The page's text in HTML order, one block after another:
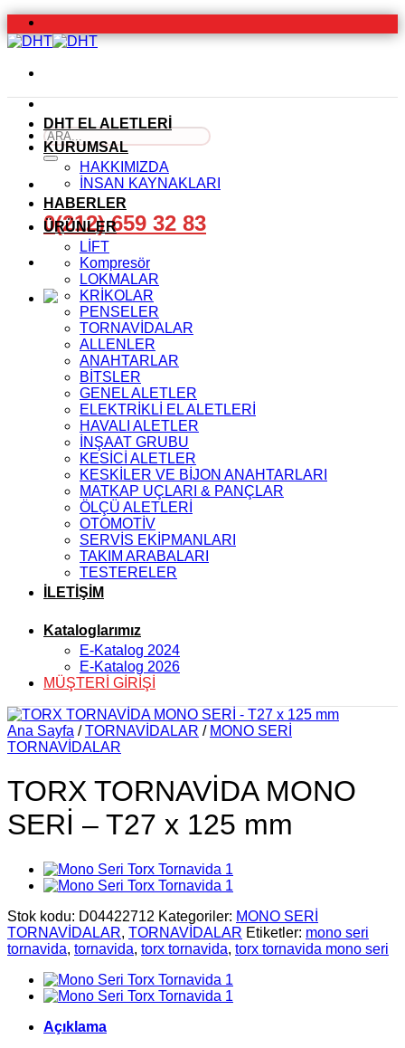
İçeriğe
atla
Ara:
0(212) 659 32 83
DHT EL ALETLERİ
KURUMSAL
HAKKIMIZDA
İNSAN KAYNAKLARI
HABERLER
ÜRÜNLER
LİFT
Kompresör
LOKMALAR
KRİKOLAR
PENSELER
TORNAVİDALAR
ALLENLER
ANAHTARLAR
BİTSLER
GENEL ALETLER
ELEKTRİKLİ EL ALETLERİ
HAVALI ALETLER
İNŞAAT GRUBU
KESİCİ ALETLER
KESKİLER VE BİJON ANAHTARLARI
MATKAP UÇLARI & PANÇLAR
ÖLÇÜ ALETLERİ
OTOMOTİV
SERVİS EKİPMANLARI
TAKIM ARABALARI
TESTERELER
İLETİŞİM
Kataloglarımız
E-Katalog 2024
E-Katalog 2026
MÜŞTERİ GİRİŞİ
Ana Sayfa / TORNAVİDALAR / MONO SERİ
TORNAVİDALAR
TORX TORNAVİDA MONO
SERİ – T27 x 125 mm
Stok kodu: D04422712 Kategoriler: MONO SERİ
TORNAVİDALAR, TORNAVİDALAR Etiketler: mono seri
tornavida, tornavida, torx tornavida, torx tornavida mono seri
Açıklama